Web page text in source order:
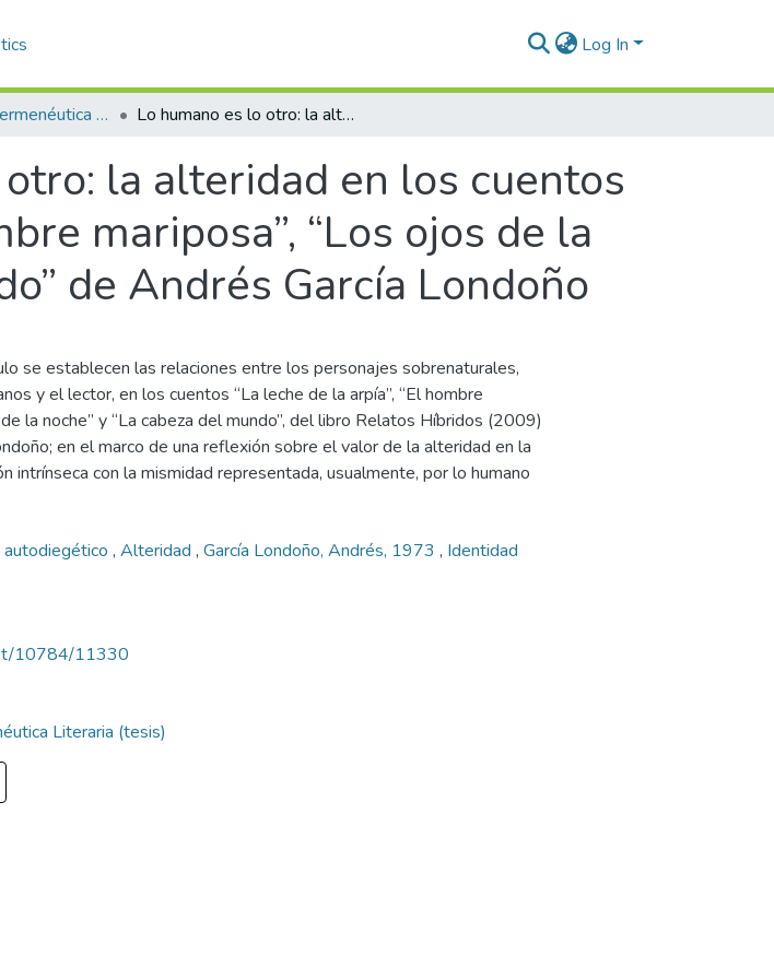
Log In
Maestría en Hermenéutica Literaria (tesis) Lo humano es lo otro: la alteridad en los cuentos “La leche de la arpía”, “El hombre mariposa”, “Los ojos de la noche” y “La cabeza del mundo” de Andrés García Londoño
la alteridad en los cuentos
mariposa”, “Los ojos de la
de Andrés García Londoño
se establecen las relaciones entre los personajes sobrenaturales,
y el lector, en los cuentos “La leche de la arpía”, “El hombre
la noche” y “La cabeza del mundo”, del libro Relatos Híbridos (2009)
en el marco de una reflexión sobre el valor de la alteridad en la
intrínseca con la mismidad representada, usualmente, por lo humano
autodiegético , Alteridad , García Londoño, Andrés, 1973 , Identidad
10784/11330
Literaria (tesis)